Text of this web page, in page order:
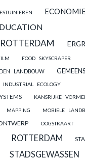
FOOD SKYSCRAPER
LANDBOUW
INDUSTRIAL ECOLOGY
KANSRIJKE
MAPPING MOBIELE
OOGSTKAART
ROTTERDAM
STADSGEWASSEN